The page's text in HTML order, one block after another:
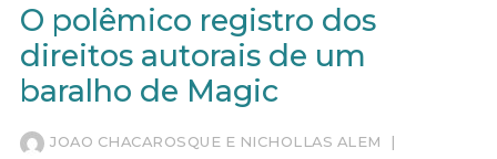
O polêmico registro dos
direitos autorais de um
baralho de Magic
JOAO CHACAROSQUE E NICHOLLAS ALEM
|